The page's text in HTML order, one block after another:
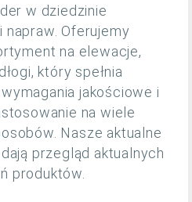
w dziedzinie
napraw. Oferujemy
na elewacje,
który spełnia
jakościowe i
na wiele
Nasze aktualne
przegląd aktualnych
produktów.